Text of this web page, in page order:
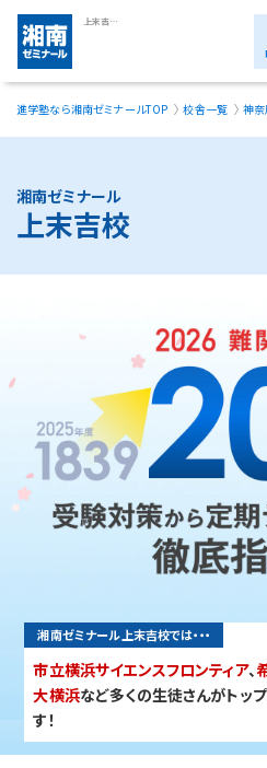
上末吉校｜塾・学習塾・進学塾【湘南ゼミナール】
1ヵ月無料体験受付中！
中学生
合格実績
校舎一覧
入試情報
湘ゼミとは？
資料請求・無
進学塾なら湘南ゼミナールTOP 校舎一覧 神
湘南ゼミナール
上末吉校
湘南ゼミナール上末吉校では・・・
市立横浜サイエンスフロンティア、
大横浜など多くの生徒さんがトッ
す！